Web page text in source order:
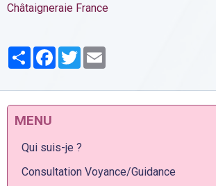
Châtaigneraie France
PartagerFacebook
Twitter
MENU
Qui suis-je ?
Consultation Voyance/Guidance